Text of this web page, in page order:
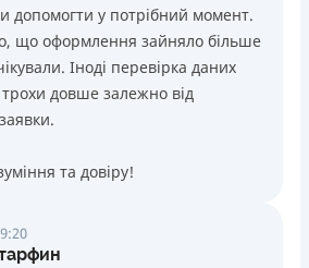
допомогти у потрібний момент.
що оформлення зайняло більше
Іноді перевірка даних
довше залежно від
та довіру!